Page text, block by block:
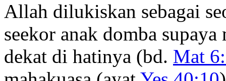
Allah dilukiskan sebagai
seekor anak domba
dekat di hatinya (bd. Mat